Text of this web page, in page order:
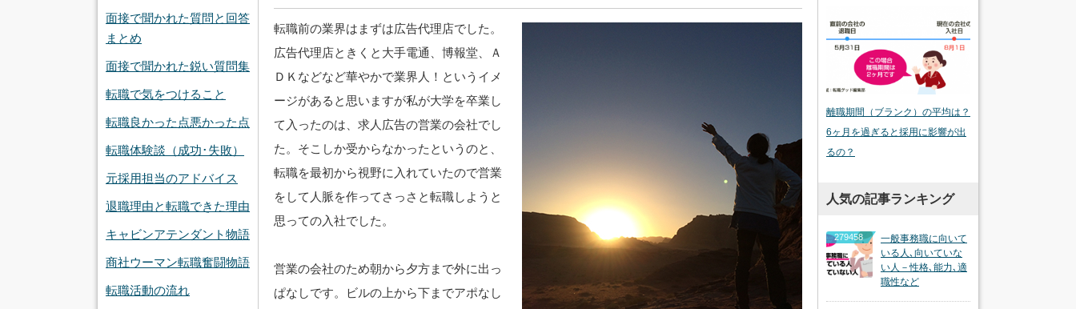
転職前の業界はまずは広告代理店でした。
広告代理店ときくと大手電通、博報堂、Ａ
ＤＫなどなど華やかで業界人！というイメ
ージがあると思いますが私が大学を卒業し
て入ったのは、求人広告の営業の会社でし
た。そこしか受からなかったというのと、
転職を最初から視野に入れていたので営業
をして人脈を作ってさっさと転職しようと
思っての入社でした。
営業の会社のため朝から夕方まで外に出っ
ぱなしです。ビルの上から下までアポなし
面接で聞かれた質問と回答
まとめ
面接で聞かれた鋭い質問集
転職で気をつけること
転職良かった点悪かった点
転職体験談（成功･失敗）
元採用担当のアドバイス
退職理由と転職できた理由
キャビンアテンダント物語
商社ウーマン転職奮闘物語
転職活動の流れ
離職期間（ブランク）の平均は？
6ヶ月を過ぎると採用に影響が出
るの？
人気の記事ランキング
279458
一般事務職に向いて
いる人､向いていな
い人－性格､能力､適
職性など